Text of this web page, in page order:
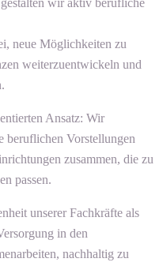
wir aktiv berufliche
neue Möglichkeiten zu
weiterzuentwickeln und
Ansatz: Wir
beruflichen Vorstellungen
zusammen, die zu
passen.
unserer Fachkräfte als
in den
nachhaltig zu